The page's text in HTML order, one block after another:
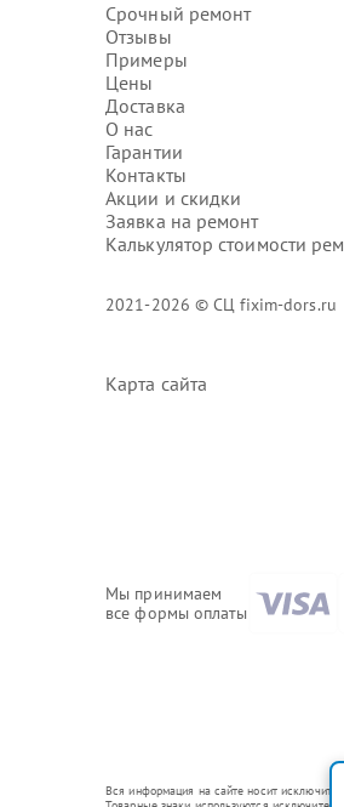
Срочный ремонт
Отзывы
Примеры
Цены
Доставка
О нас
Гарантии
Контакты
Акции и скидки
Заявка на ремонт
Калькулятор стоимости
2021-2026 © СЦ fixim-dors.ru
Карта сайта
Мы принимаем
все формы оплаты
Вся информация на сайте носит